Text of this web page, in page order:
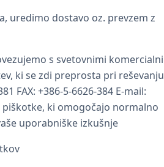
uredimo dostavo oz. prevzem z
s svetovnimi
ki se zdi preprosta pri reševanju
FAX: +386-5-6626-384 E-mail:
ki omogočajo normalno
uporabniške izkušnje